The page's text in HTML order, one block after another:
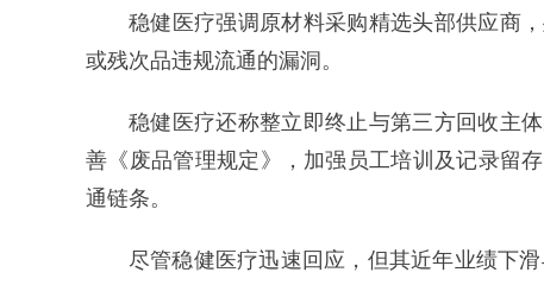
稳健医疗强调原材料采购精选头部供应商
或残次品违规流通的漏洞。
稳健医疗还称整立即终止与第三方回收主
善《废品管理规定》，加强员工培训及记录留
通链条。
尽管稳健医疗迅速回应，但其近年业绩下